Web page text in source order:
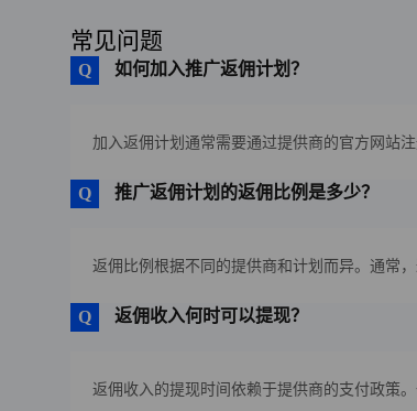
常见问题
如何加入推广返佣计划？
加入返佣计划通常需要通过提供商的官方网站
推广返佣计划的返佣比例是多少？
返佣比例根据不同的提供商和计划而异。通常
返佣收入何时可以提现？
返佣收入的提现时间依赖于提供商的支付政策